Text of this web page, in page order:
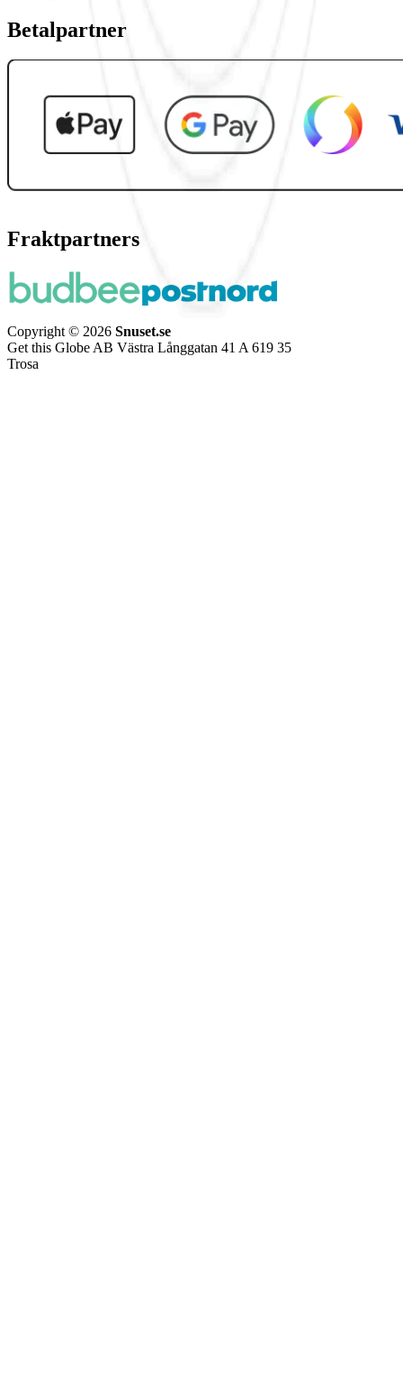
Betalpartner
Fraktpartners
Copyright © 2026 Snuset.se
Get this Globe AB Västra Långgatan 41 A 619 35
Trosa